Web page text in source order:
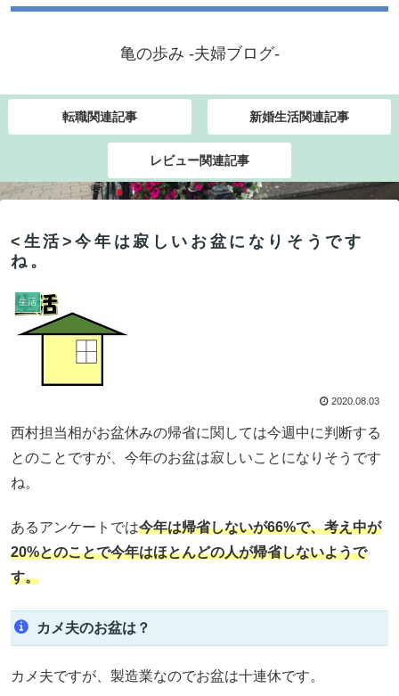
亀の歩み -夫婦ブログ-
転職関連記事 新婚生活関連記事
レビュー関連記事
<生活>今年は寂しいお盆になりそうです
ね。
生活
2020.08.03
西村担当相がお盆休みの帰省に関しては今週中に判断する
とのことですが、今年のお盆は寂しいことになりそうです
ね。
あるアンケートでは今年は帰省しないが66%で、考え中が
20%とのことで今年はほとんどの人が帰省しないようで
す。
カメ夫のお盆は？
カメ夫ですが、製造業なのでお盆は十連休です。